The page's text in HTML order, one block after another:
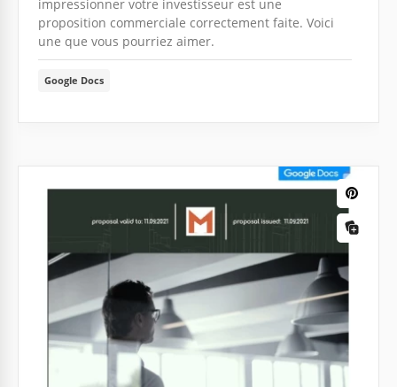
impressionner votre investisseur est une
proposition commerciale correctement faite. Voici
une que vous pourriez aimer.
Google Docs